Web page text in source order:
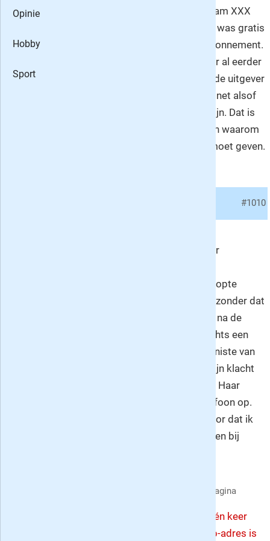
mijn Amsterdam XXX
horloge. Deze was gratis
bij een jaar abonnement.
Ik heb hierover al eerder
gemaild naar de uitgever
maar ze doen net alsof
ze niet thuis zijn. Dat is
de enige reden waarom
ik hier een 1 moet geven.
#1010
Ik ben tevreden over het blad, maar vind dat er
proefabbonementen die ik tot nog toe had, stopte
vanzelf na de proefperiode. Nieuwe Revu zet -zonder dat
expliciet te vermelden- het proefabbonement na de
periode om in een gewoon abbonement. Slechts een
vage zin onderaan verwijst hiernaar. De telefoniste van
Sanoma uitgevers reageert onbeschoft op mijn klacht
en doet geen enkele moeite iets uit te leggen. Haar
verweer: ik neem hier ook alleen maar de telefoon op.
Die domheid en onvriendelijkheid zorgen ervoor dat ik
niet meer snel een proefabbonement zal nemen bij
Laatste recensie pagina
Om het systeem niet te overbelasten kun je één keer
per 5 minuten een recensie posten. Met het ip-adres is
Opinie
Hobby
Sport